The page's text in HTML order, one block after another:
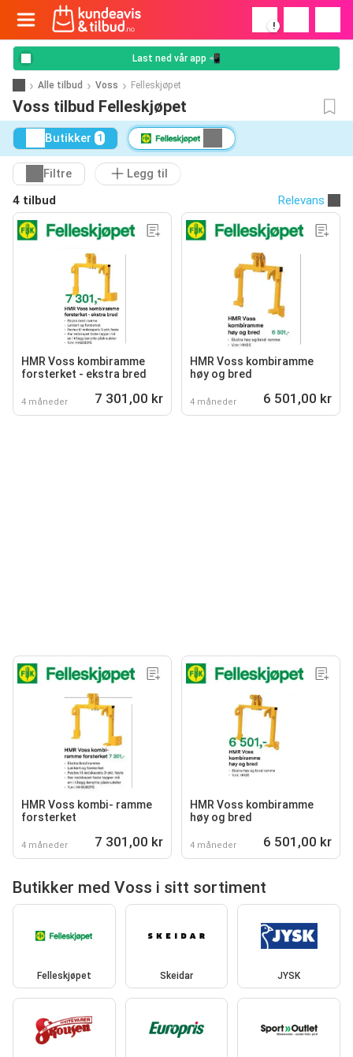
!
Last ned vår app 📲
Alle tilbud Voss Felleskjøpet
Voss tilbud Felleskjøpet
Butikker 1
Filtre
Legg til
4 tilbud
Relevans
HMR Voss kombiramme
forsterket - ekstra bred
4 måneder 7 301,00 kr
HMR Voss kombiramme
høy og bred
4 måneder 6 501,00 kr
HMR Voss kombi- ramme
forsterket
4 måneder 7 301,00 kr
HMR Voss kombiramme
høy og bred
4 måneder 6 501,00 kr
Butikker med Voss i sitt sortiment
Felleskjøpet Skeidar JYSK